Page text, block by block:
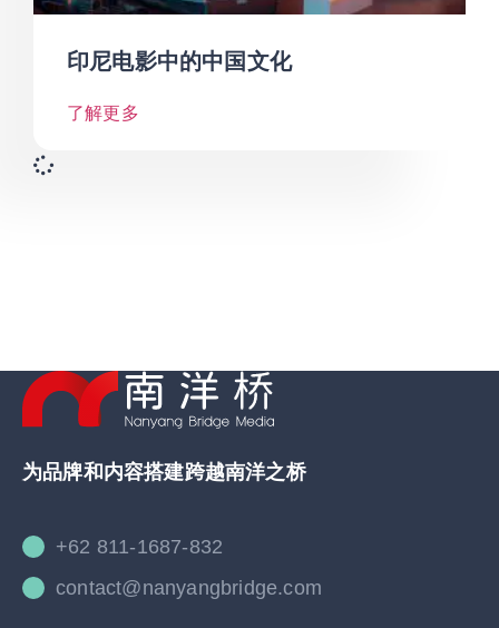
印尼电影中的中国文化
了解更多
为品牌和内容搭建跨越南洋之桥
+62 811-1687-832
contact@nanyangbridge.com